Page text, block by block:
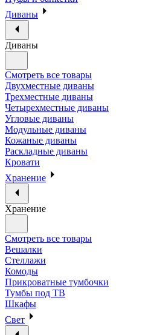
Диваны
Диваны
Смотреть все товары
Двухместные диваны
Трехместные диваны
Четырехместные диваны
Угловые диваны
Модульные диваны
Кожаные диваны
Раскладные диваны
Кровати
Хранение
Хранение
Смотреть все товары
Вешалки
Стеллажи
Комоды
Прикроватные тумбочки
Тумбы под ТВ
Шкафы
Свет